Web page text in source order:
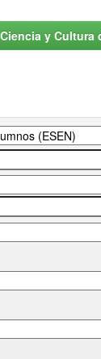
y Cultura